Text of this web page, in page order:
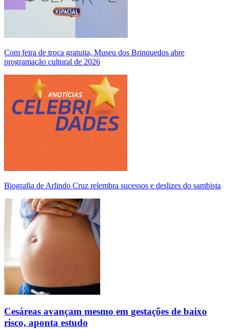
Com feira de troca gratuita, Museu dos Brinquedos abre
programação cultural de 2026
Biografia de Arlindo Cruz relembra sucessos e deslizes do sambista
Cesáreas avançam mesmo em gestações de baixo
risco, aponta estudo